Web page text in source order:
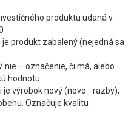
produktu udaná v
produkt zabalený (nejedná sa
– označenie, či má, alebo
hodnotu
výrobok nový (novo - razby),
Označuje kvalitu